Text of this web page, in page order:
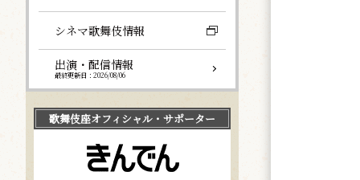
シネマ歌舞伎情報
出演・配信情報
最終更新日：2026/08/06
歌舞伎座オフィシャル・サポーター